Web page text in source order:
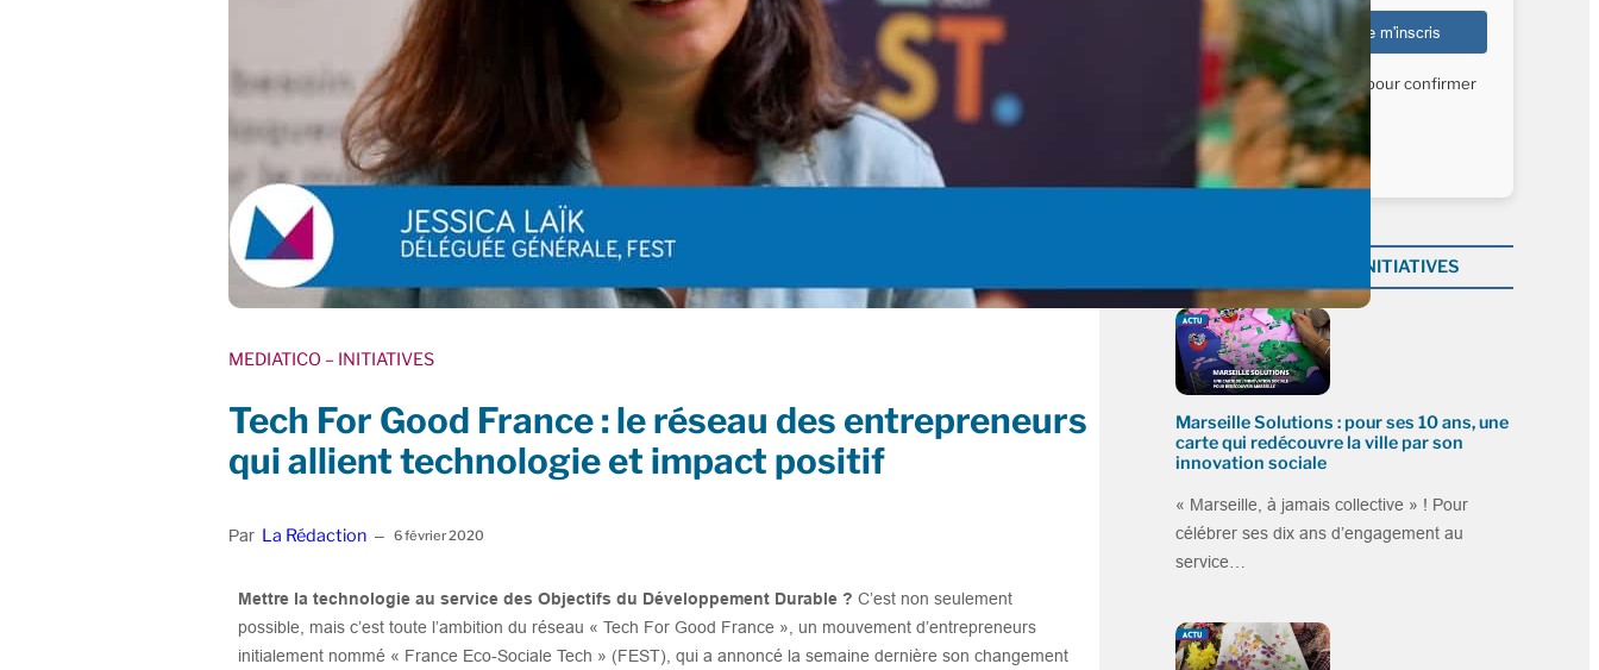
MEDIATICO – INITIATIVES
Tech For Good France : le réseau des entrepreneurs
qui allient technologie et impact positif
Par La Rédaction – 6 février 2020
Mettre la technologie au service des Objectifs du Développement Durable ? C’est non seulement
possible, mais c’est toute l’ambition du réseau « Tech For Good France », un mouvement d’entrepreneurs
initialement nommé « France Eco-Sociale Tech » (FEST), qui a annoncé la semaine dernière son changement
Vérifiez vos mails pour confirmer
votre inscription.
Plus dans la catégorie INITIATIVES
Marseille Solutions : pour ses 10 ans, une
carte qui redécouvre la ville par son
innovation sociale
« Marseille, à jamais collective » ! Pour
célébrer ses dix ans d’engagement au
service…